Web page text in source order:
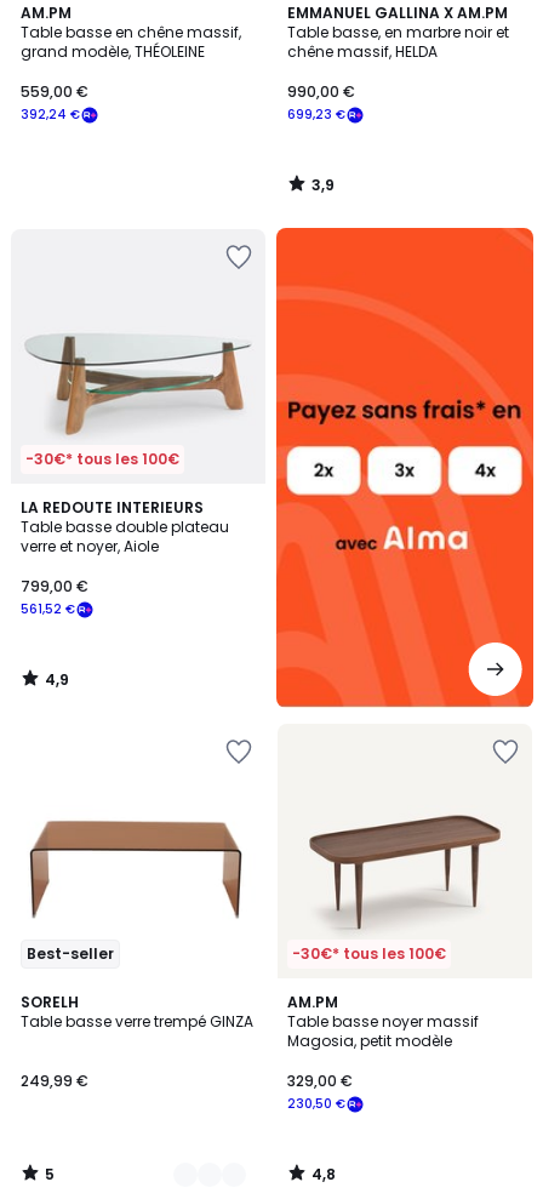
AM.PM
Table basse en chêne massif,
grand modèle, THÉOLEINE
392,24 €
559,00 €
EMMANUEL GALLINA X AM.PM
Table basse, en marbre noir et
chêne massif, HELDA
699,23 €
990,00 €
3,9
/ 5
3,9
/
-30€* tous les 100€
LA REDOUTE INTERIEURS
Table basse double plateau
verre et noyer, Aiole
561,52 €
799,00 €
4,9
/ 5
4,9
/
Alma
sans
Best-seller
SORELH
Table basse verre trempé GINZA
249,99 €
5
/
2
Couleurs
5
/
-30€* tous les 100€
AM.PM
Table basse noyer massif
Magosia, petit modèle
230,50 €
329,00 €
4,8
/ 5
4,8
/